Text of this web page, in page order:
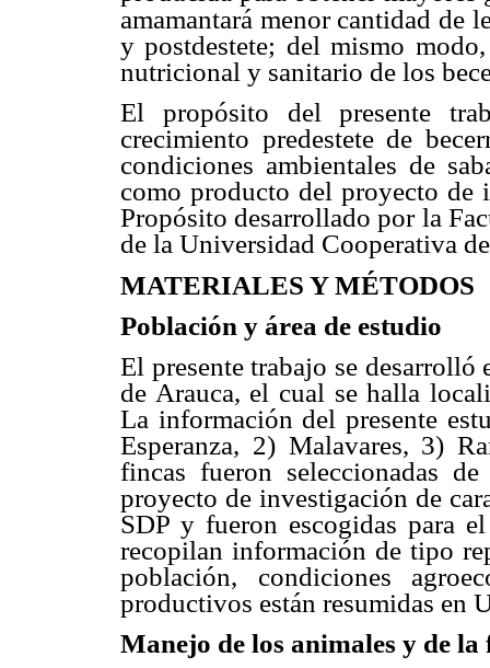
amamantará menor cantidad de
y postdestete; del mismo
nutricional y sanitario de los
El propósito del presente
crecimiento predestete de
condiciones ambientales de
como producto del proyecto de
Propósito desarrollado por la
de la Universidad Cooperativa
MATERIALES Y MÉTODOS
Población y área de estudio
El presente trabajo se
de Arauca, el cual se halla
La información del presente
Esperanza, 2) Malavares, 3)
fincas fueron seleccionadas
proyecto de investigación de
SDP y fueron escogidas para
recopilan información de tipo
población, condiciones
productivos están resumidas en
Manejo de los animales y de la